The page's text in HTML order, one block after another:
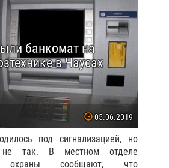
банкомат на
в Чаусах
05.06.2019
под сигнализацией, но
так. В местном отделе
охраны сообщают, что